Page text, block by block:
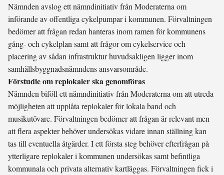
Nämnden avslog ett nämndinitiativ från Moderaterna om
införande av offentliga cykelpumpar i kommunen. Förvaltningen
bedömer att frågan redan hanteras inom ramen för kommunens
gång- och cykelplan samt att frågor om cykelservice och
placering av sådan infrastruktur huvudsakligen ligger inom
samhällsbyggnadsnämndens ansvarsområde.
Förstudie om replokaler ska genomföras
Nämnden biföll ett nämndinitiativ från Moderaterna om att utreda
möjligheten att upplåta replokaler för lokala band och
musikutövare. Förvaltningen bedömer att frågan är relevant men
att flera aspekter behöver undersökas vidare innan ställning kan
tas till eventuella åtgärder. I ett första steg behöver efterfrågan på
ytterligare replokaler i kommunen undersökas samt befintliga
kommunala och privata alternativ kartläggas. Förvaltningen fick i